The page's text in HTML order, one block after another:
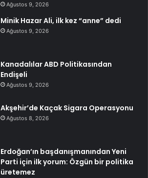
Ağustos 9, 2026
Minik Hazar Ali, ilk kez “anne” dedi
Ağustos 9, 2026
Kanadalılar ABD Politikasından
Endişeli
Ağustos 9, 2026
Akşehir’de Kaçak Sigara Operasyonu
Ağustos 8, 2026
Erdoğan’ın başdanışmanından Yeni
Parti için ilk yorum: Özgün bir politika
üretemez